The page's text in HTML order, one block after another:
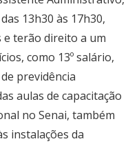
13h30 às 17h30,
e terão direito a um
como 13º salário,
previdência
aulas de capacitação
no Senai, também
instalações da